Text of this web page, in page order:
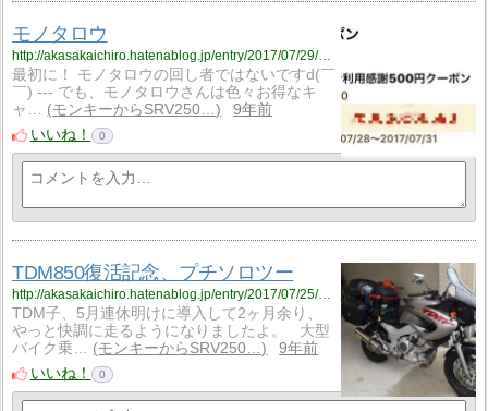
モノタロウ
http://akasakaichiro.hatenablog.jp/entry/2017/07/29/215929
最初に！ モノタロウの回し者ではないですd(￣
￣) --- でも、モノタロウさんは色々お得なキ
ャ…
モンキーからSRV250…
9年前
いいね！
0
TDM850復活記念、プチソロツー
http://akasakaichiro.hatenablog.jp/entry/2017/07/25/214633
TDM子、5月連休明けに導入して2ヶ月余り、
やっと快調に走るようになりましたよ。 大型
バイク乗…
モンキーからSRV250…
9年前
いいね！
0